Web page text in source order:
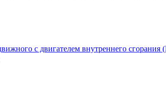
с двигателем внутреннего сгорания